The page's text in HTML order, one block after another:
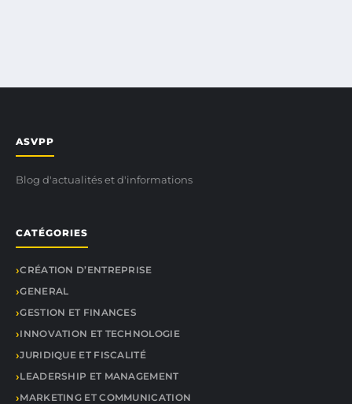
ASVPP
Blog d'actualités et d'informations
CATÉGORIES
CRÉATION D’ENTREPRISE
GENERAL
GESTION ET FINANCES
INNOVATION ET TECHNOLOGIE
JURIDIQUE ET FISCALITÉ
LEADERSHIP ET MANAGEMENT
MARKETING ET COMMUNICATION